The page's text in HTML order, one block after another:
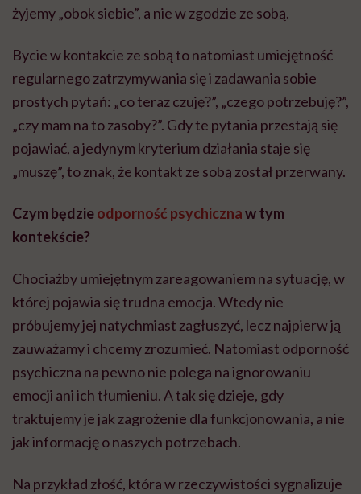
żyjemy „obok siebie”, a nie w zgodzie ze sobą.
Bycie w kontakcie ze sobą to natomiast umiejętność
regularnego zatrzymywania się i zadawania sobie
prostych pytań: „co teraz czuję?”, „czego potrzebuję?”,
„czy mam na to zasoby?”. Gdy te pytania przestają się
pojawiać, a jedynym kryterium działania staje się
„muszę”, to znak, że kontakt ze sobą został przerwany.
Czym będzieodporność psychicznaw tym
kontekście?
Chociażby umiejętnym zareagowaniem na sytuację, w
której pojawia się trudna emocja. Wtedy nie
próbujemy jej natychmiast zagłuszyć, lecz najpierw ją
zauważamy i chcemy zrozumieć. Natomiast odporność
psychiczna na pewno nie polega na ignorowaniu
emocji ani ich tłumieniu. A tak się dzieje, gdy
traktujemy je jak zagrożenie dla funkcjonowania, a nie
jak informację o naszych potrzebach.
Na przykład złość, która w rzeczywistości sygnalizuje